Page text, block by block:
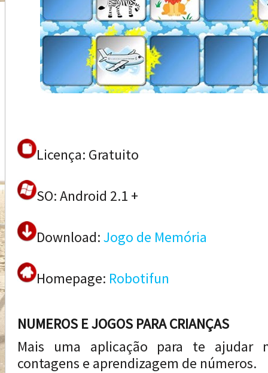
Licença: Gratuito
SO: Android 2.1 +
Download:Jogo de Memória
Homepage: Robotifun
NUMEROS E JOGOS PARA CRIANÇAS
Mais uma aplicação para te ajudar
contagens e aprendizagem de números.